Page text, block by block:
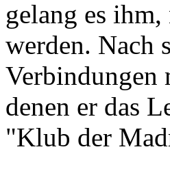
gelang es
werden. Nach
Verbindungen
denen er das
"Klub der